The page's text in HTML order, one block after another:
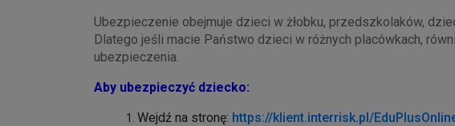
Ubezpieczenie obejmuje dzieci w żłobku, przedszkolaków,
Dlatego jeśli macie Państwo dzieci w różnych placówkach,
ubezpieczenia.
Aby ubezpieczyć dziecko:
Wejdź na stronę: https://klient.interrisk.pl/